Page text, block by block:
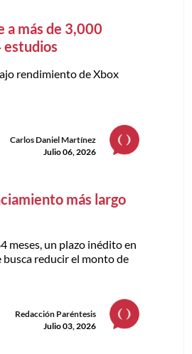
a más de 3,000
estudios
rendimiento de Xbox
Carlos Daniel Martínez
Julio 06, 2026
más largo
meses, un plazo inédito en
reducir el monto de
Redacción Paréntesis
Julio 03, 2026